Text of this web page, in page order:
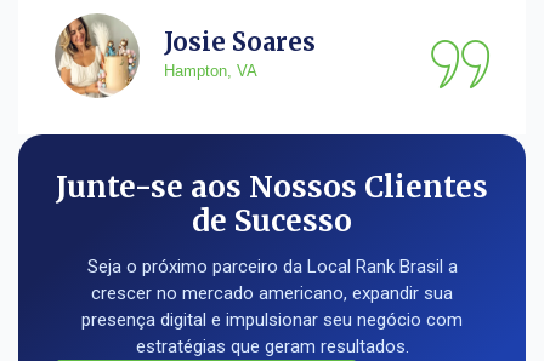
Josie Soares
Hampton, VA
Junte-se aos Nossos Clientes
de Sucesso
Seja o próximo parceiro da Local Rank Brasil a
crescer no mercado americano, expandir sua
presença digital e impulsionar seu negócio com
estratégias que geram resultados.